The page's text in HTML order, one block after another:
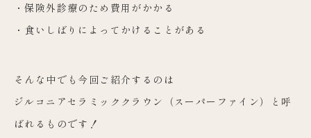
・保険外診療のため費用がかかる
・食いしばりによってかけることがある
そんな中でも今回ご紹介するのは
ジルコニアセラミッククラウン（スーパーファイン）と呼
ばれるものです！